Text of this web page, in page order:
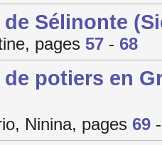
Sélinonte
pages 57 - 68
potiers en
Ninina, pages 69